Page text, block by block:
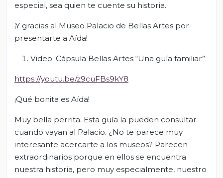
especial, sea quien te cuente su historia.
¡Y gracias al Museo Palacio de Bellas Artes por
presentarte a Aída!
Video. Cápsula Bellas Artes “Una guía familiar”
https://youtu.be/z9cuFBs9kY8
¡Qué bonita es Aída!
Muy bella perrita. Esta guía la pueden consultar
cuando vayan al Palacio. ¿No te parece muy
interesante acercarte a los museos? Parecen
extraordinarios porque en ellos se encuentra
nuestra historia, pero muy especialmente, nuestro